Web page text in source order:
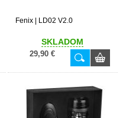
Fenix | LD02 V2.0
SKLADOM
29,90 €